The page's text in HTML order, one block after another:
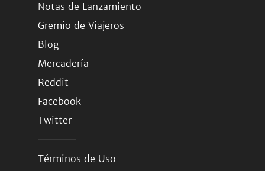
Notas de Lanzamiento
Gremio de Viajeros
Blog
Mercadería
Reddit
Facebook
Twitter
Términos de Uso